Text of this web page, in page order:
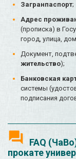
Загранпаспорт;
Адрес
(прописка) в
город, улица,
Документ,
жительство);
Банковская
системы
подписания
FAQ
прокате